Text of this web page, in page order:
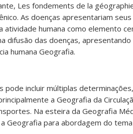
Les fondements de la
As doenças apresentariam
humana como elemento
difusão das doenças,
humana Geografia.
incluir múltiplas
a Geografia da
Na esteira da Geografia
Geografia para abordagem do